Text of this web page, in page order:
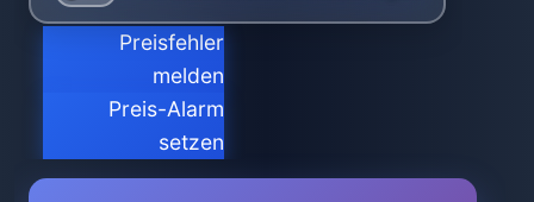
Preisfehler
melden
Preis-Alarm
setzen